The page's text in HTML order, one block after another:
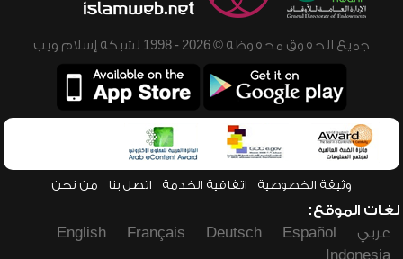
جميع الحقوق محفوظة © 2026 - 1998 لشبكة إسلام ويب
وثيقة الخصوصية اتفاقية الخدمة اتصل بنا من نحن
لغات الموقع:
عربي
Español
Deutsch
Français
English
Indonesia